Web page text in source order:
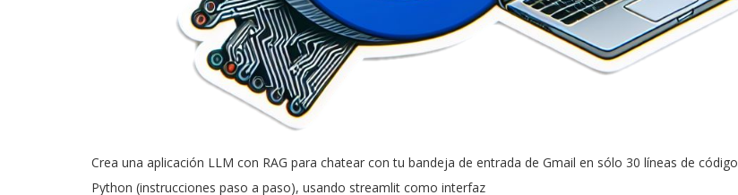
Crea una aplicación LLM con RAG para chatear con tu bandeja de entrada de Gmail en sólo 30 líneas de código
Python (instrucciones paso a paso), usando streamlit como interfaz